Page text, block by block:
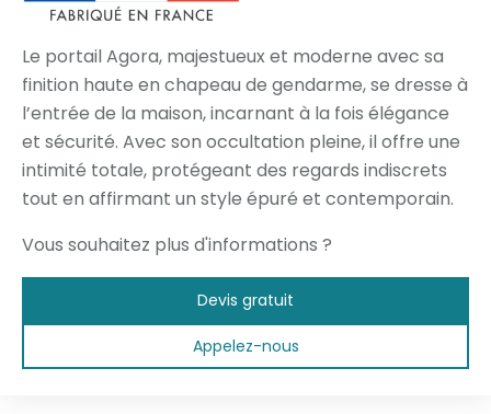
Le portail Agora, majestueux et moderne avec sa
finition haute en chapeau de gendarme, se dresse à
l’entrée de la maison, incarnant à la fois élégance
et sécurité. Avec son occultation pleine, il offre une
intimité totale, protégeant des regards indiscrets
tout en affirmant un style épuré et contemporain.
Vous souhaitez plus d'informations ?
Devis gratuit
Appelez-nous